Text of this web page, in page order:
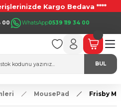
Kargo Bedava ****
00 WhatsApp0539 119 34 00
BUL
MousePad Frisby